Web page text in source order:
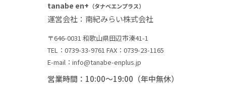
tanabe en+ （タナベエンプラス）
運営会社：南紀みらい株式会社
〒646-0031 和歌山県田辺市湊41-1
TEL：0739-33-9761 FAX：0739-23-1165
E-mail：info@tanabe-enplus.jp
営業時間：10:00～19:00（年中無休）